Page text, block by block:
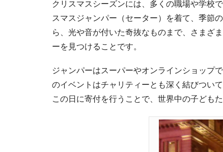
クリスマスシーズンには、多くの職場や学校
スマスジャンパー（セーター）を着て、季節
ら、光や音が付いた奇抜なものまで、さまざ
ーを見つけることです。
ジャンパーはスーパーやオンラインショップ
のイベントはチャリティーとも深く結びつい
この日に寄付を行うことで、世界中の子ども